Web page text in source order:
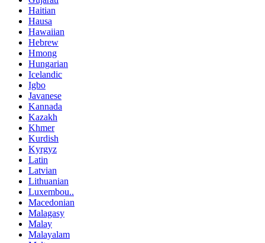
Haitian
Hausa
Hawaiian
Hebrew
Hmong
Hungarian
Icelandic
Igbo
Javanese
Kannada
Kazakh
Khmer
Kurdish
Kyrgyz
Latin
Latvian
Lithuanian
Luxembou..
Macedonian
Malagasy
Malay
Malayalam